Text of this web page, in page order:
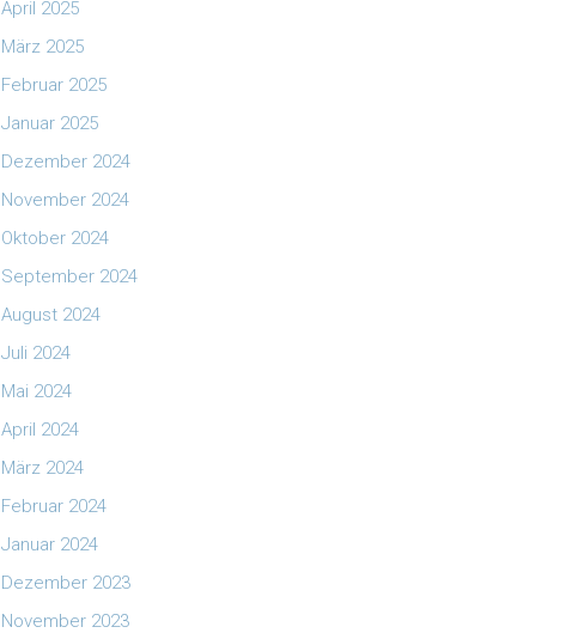
April 2025
März 2025
Februar 2025
Januar 2025
Dezember 2024
November 2024
Oktober 2024
September 2024
August 2024
Juli 2024
Mai 2024
April 2024
März 2024
Februar 2024
Januar 2024
Dezember 2023
November 2023